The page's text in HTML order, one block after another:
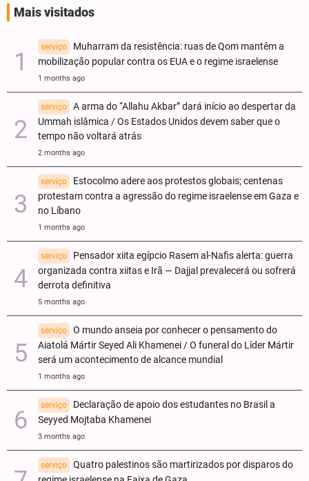
Mais visitados
serviço
Muharram da resistência: ruas de Qom mantêm a
mobilização popular contra os EUA e o regime israelense
1 months ago
serviço
A arma do “Allahu Akbar” dará início ao despertar da
Ummah islâmica / Os Estados Unidos devem saber que o
tempo não voltará atrás
2 months ago
serviço
Estocolmo adere aos protestos globais; centenas
protestam contra a agressão do regime israelense em Gaza e
no Líbano
1 months ago
serviço
Pensador xiita egípcio Rasem al-Nafis alerta: guerra
organizada contra xiitas e Irã — Dajjal prevalecerá ou sofrerá
derrota definitiva
5 months ago
serviço
O mundo anseia por conhecer o pensamento do
Aiatolá Mártir Seyed Ali Khamenei / O funeral do Líder Mártir
será um acontecimento de alcance mundial
1 months ago
serviço
Declaração de apoio dos estudantes no Brasil a
Seyyed Mojtaba Khamenei
3 months ago
serviço
Quatro palestinos são martirizados por disparos do